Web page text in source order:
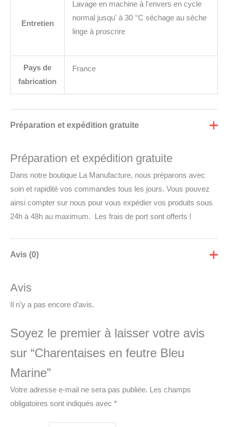
Entretien
Lavage en machine à l'envers en cycle
normal jusqu' à 30 °C séchage au sèche
linge à proscrire
Pays de
fabrication
France
Préparation et expédition gratuite
Préparation et expédition gratuite
Dans notre boutique La Manufacture, nous préparons avec
soin et rapidité vos commandes tous les jours. Vous pouvez
ainsi compter sur nous pour vous expédier vos produits sous
24h à 48h au maximum. Les frais de port sont offerts !
Avis (0)
Avis
Il n’y a pas encore d’avis.
Soyez le premier à laisser votre avis
sur “Charentaises en feutre Bleu
Marine”
Votre adresse e-mail ne sera pas publiée.
Les champs
obligatoires sont indiqués avec *